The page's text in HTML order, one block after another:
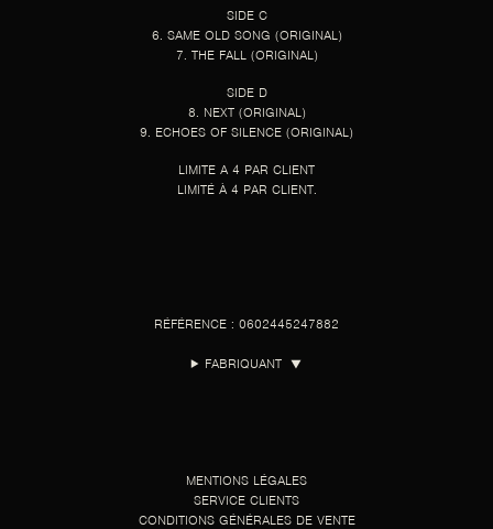
SIDE C
6. SAME OLD SONG (ORIGINAL)
7. THE FALL (ORIGINAL)
SIDE D
8. NEXT (ORIGINAL)
9. ECHOES OF SILENCE (ORIGINAL)
LIMITE A 4 PAR CLIENT
LIMITÉ À 4 PAR CLIENT.
RÉFÉRENCE : 0602445247882
FABRIQUANT▼
MENTIONS LÉGALES
SERVICE CLIENTS
CONDITIONS GÉNÉRALES DE VENTE